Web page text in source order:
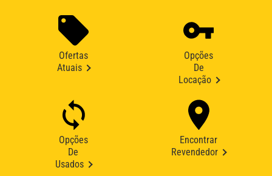
Ofertas
Atuais
Opções
De
Locação
Opções
De
Usados
Encontrar
Revendedor